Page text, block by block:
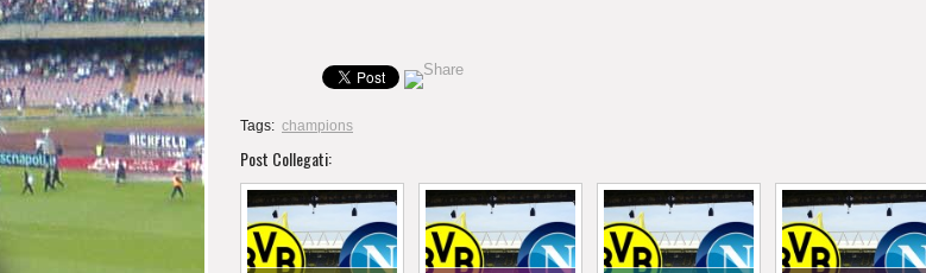
Tags: champions
Post Collegati: